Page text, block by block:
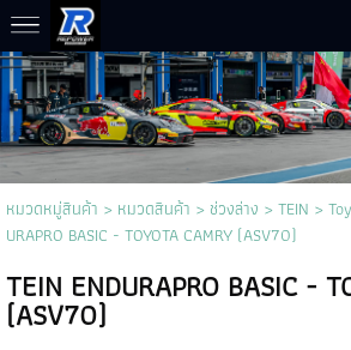
หมวดหมู่สินค้า > หมวดสินค้า > ช่วงล่าง >TEIN >
URAPRO BASIC - TOYOTA CAMRY (ASV70)
TEIN ENDURAPRO BASIC -
(ASV70)